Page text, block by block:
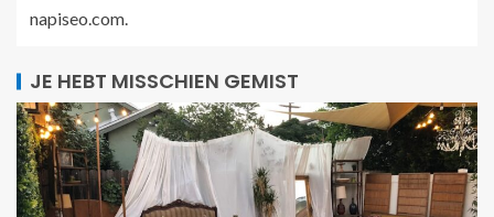
napiseo.com.
JE HEBT MISSCHIEN GEMIST